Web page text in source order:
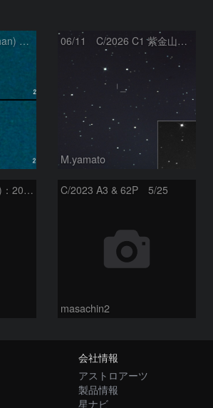
C/2026 C1 (Tsuchinshan) の変化 06/11 C/2026 C1 紫金山彗星
M.yamato
紫金山第１彗星（62P)：2024/06/05 C/2023 A3 & 62P 5/25
masachin2
会社情報
アストロアーツ
製品情報
星ナビ